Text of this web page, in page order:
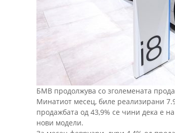
БМВ продолжува со зголемената
Минатиот месец, биле реализирани
продажбата од 43,9% се чини дека е
нови модели.